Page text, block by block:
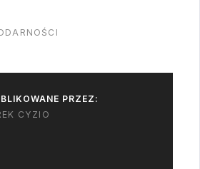
PRZEZ:
CYZIO